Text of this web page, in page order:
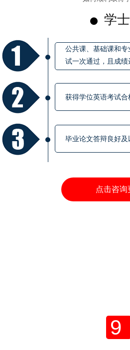
学
公共课、基础课和
试一次通过，且成绩
获得学位英语考试合
毕业论文答辩良好及
点击咨
9